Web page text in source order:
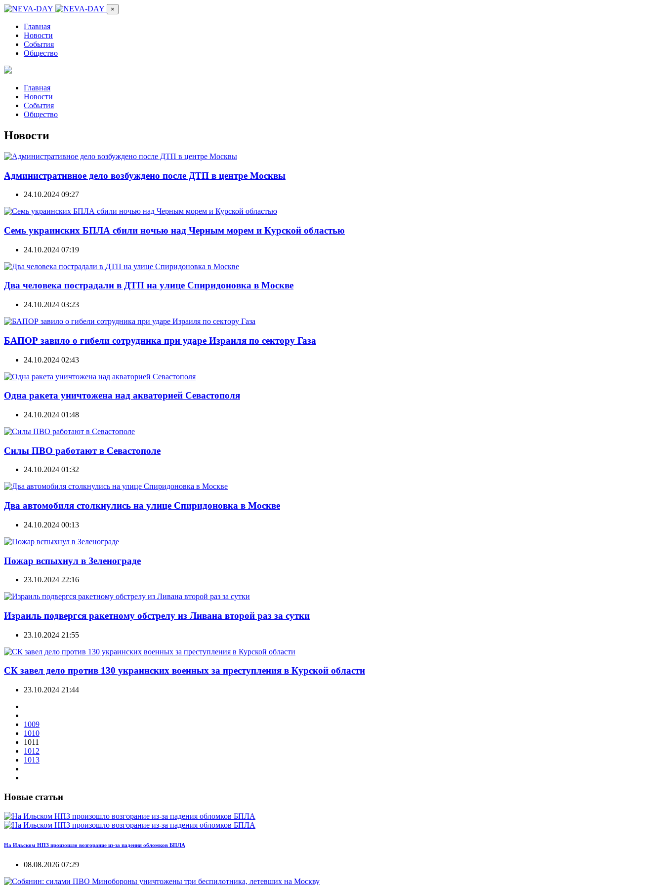
×
Главная
Новости
События
Общество
Главная
Новости
События
Общество
Новости
Административное дело возбуждено после ДТП в центре Москвы
24.10.2024 09:27
Семь украинских БПЛА сбили ночью над Черным морем и Курской областью
24.10.2024 07:19
Два человека пострадали в ДТП на улице Спиридоновка в Москве
24.10.2024 03:23
БАПОР завило о гибели сотрудника при ударе Израиля по сектору Газа
24.10.2024 02:43
Одна ракета уничтожена над акваторией Севастополя
24.10.2024 01:48
Силы ПВО работают в Севастополе
24.10.2024 01:32
Два автомобиля столкнулись на улице Спиридоновка в Москве
24.10.2024 00:13
Пожар вспыхнул в Зеленограде
23.10.2024 22:16
Израиль подвергся ракетному обстрелу из Ливана второй раз за сутки
23.10.2024 21:55
СК завел дело против 130 украинских военных за преступления в Курской области
23.10.2024 21:44
1009
1010
1011
1012
1013
Новые статьи
На Ильском НПЗ произошло возгорание из-за падения обломков БПЛА
08.08.2026 07:29